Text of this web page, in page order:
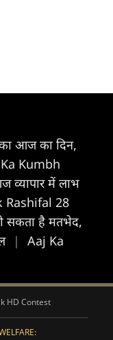
आज का द‍िन,
Kumbh
व्यापार में लाभ
Rashifal 28
सकता है मतभेद,
|
Aaj Ka
HD Contest